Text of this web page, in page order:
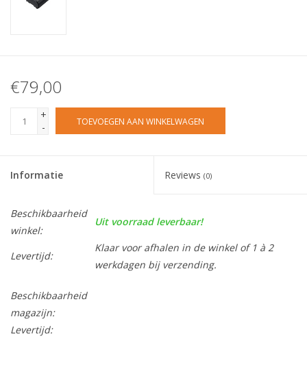
€79,00
+
-
TOEVOEGEN AAN WINKELWAGEN
Informatie Reviews (0)
Beschikbaarheid
winkel:
Uit voorraad leverbaar!
Levertijd:
Klaar voor afhalen in de winkel of 1 à 2
werkdagen bij verzending.
Beschikbaarheid
magazijn:
Levertijd: